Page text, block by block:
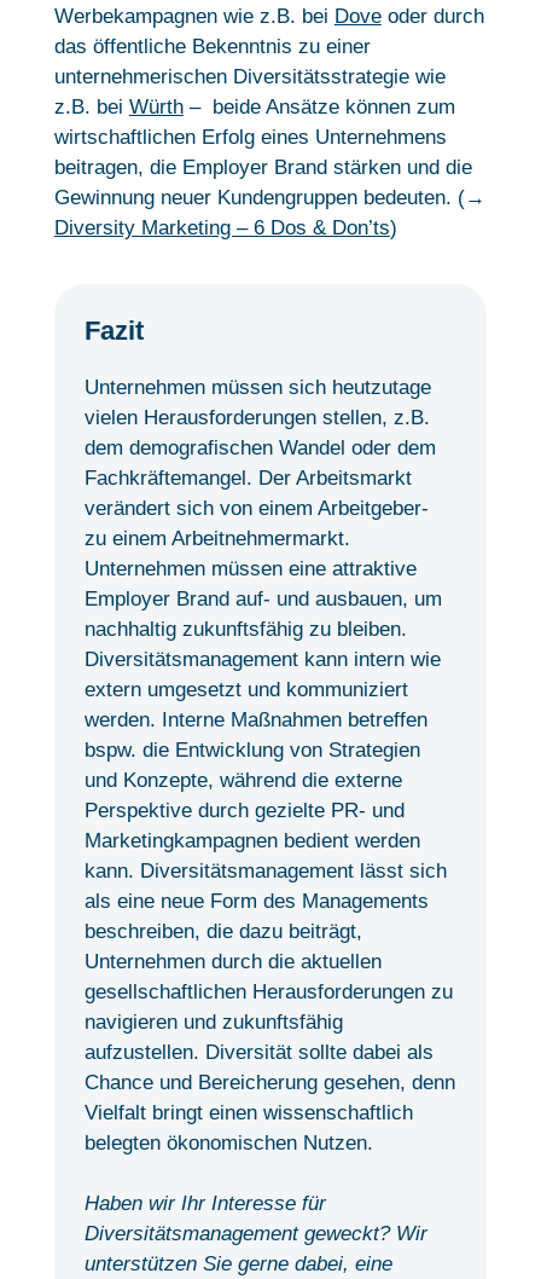
Werbekampagnen wie z.B. bei Doveoder durch
das öffentliche Bekenntnis zu einer
unternehmerischen Diversitätsstrategie wie
z.B. bei Würth– beide Ansätze können zum
wirtschaftlichen Erfolg eines Unternehmens
beitragen, die Employer Brand stärken und die
Gewinnung neuer Kundengruppen bedeuten. (→
Diversity Marketing – 6 Dos & Don’ts)
Fazit
Unternehmen müssen sich heutzutage
vielen Herausforderungen stellen, z.B.
dem demografischen Wandel oder dem
Fachkräftemangel. Der Arbeitsmarkt
verändert sich von einem Arbeitgeber-
zu einem Arbeitnehmermarkt.
Unternehmen müssen eine attraktive
Employer Brand auf- und ausbauen, um
nachhaltig zukunftsfähig zu bleiben.
Diversitätsmanagement kann intern wie
extern umgesetzt und kommuniziert
werden. Interne Maßnahmen betreffen
bspw. die Entwicklung von Strategien
und Konzepte, während die externe
Perspektive durch gezielte PR- und
Marketingkampagnen bedient werden
kann. Diversitätsmanagement lässt sich
als eine neue Form des Managements
beschreiben, die dazu beiträgt,
Unternehmen durch die aktuellen
gesellschaftlichen Herausforderungen zu
navigieren und zukunftsfähig
aufzustellen. Diversität sollte dabei als
Chance und Bereicherung gesehen, denn
Vielfalt bringt einen wissenschaftlich
belegten ökonomischen Nutzen.
Haben wir Ihr Interesse für
Diversitätsmanagement geweckt? Wir
unterstützen Sie gerne dabei, eine